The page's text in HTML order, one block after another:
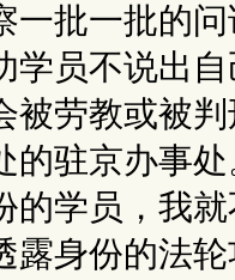
一批一批的
学员不说出
被劳教或被
的驻京办事
的学员，我
露身份的法